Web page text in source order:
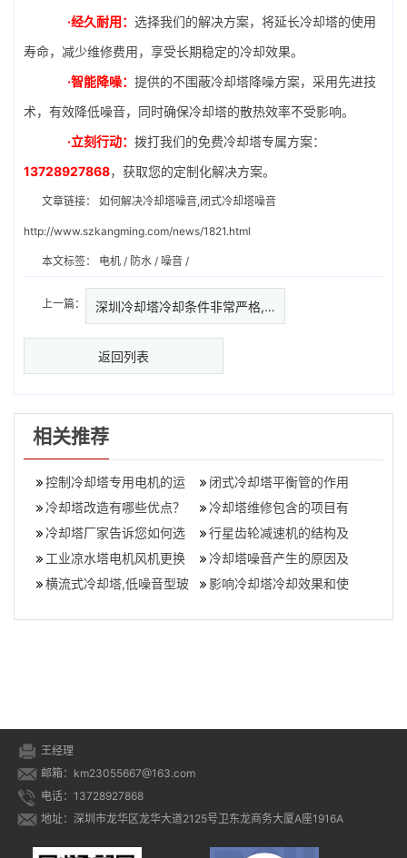
·经久耐用： 选择我们的解决方案，将延长冷却塔的使用
寿命，减少维修费用，享受长期稳定的冷却效果。
·智能降噪： 提供的不围蔽冷却塔降噪方案，采用先进技
术，有效降低噪音，同时确保冷却塔的散热效率不受影响。
·立刻行动： 拨打我们的免费冷却塔专属方案：
13728927868，获取您的定制化解决方案。
文章链接： 如何解决冷却塔噪音,闭式冷却塔噪音
http://www.szkangming.com/news/1821.html
本文标签： 电机 / 防水 / 噪音 /
上一篇： 深圳冷却塔冷却条件非常严格,冷…
返回列表
相关推荐
控制冷却塔专用电机的运
行温度有什么作用
闭式冷却塔平衡管的作用
(冷却塔平衡管重要性)
冷却塔改造有哪些优点？
（冷却塔改造后的优点）,
冷却塔改造方案
冷却塔维修包含的项目有
哪些(维护保养冷却塔的主
要内容)
冷却塔厂家告诉您如何选
择节能环保冷却塔,冷却塔
生产厂家哪
行星齿轮减速机的结构及
优点有哪些,行星齿轮减速
机的作用
工业凉水塔电机风机更换
轴承方案,凉水塔电机风机
冷却塔噪音产生的原因及
解决方法,冷却塔噪声产生
横流式冷却塔,低噪音型玻
影响冷却塔冷却效果和使
王经理
邮箱：km23055667@163.com
电话：13728927868
地址：深圳市龙华区龙华大道2125号卫东龙商务大厦A座1916A